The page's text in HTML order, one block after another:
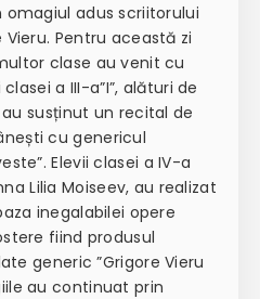
adus scriitorului
Pentru această zi
clase au venit cu
a III-a”I”, alături de
susținut un recital de
cu genericul
Elevii clasei a IV-a
Lilia Moiseev, au realizat
inegalabilei opere
fiind produsul
generic ”Grigore Vieru
au continuat prin